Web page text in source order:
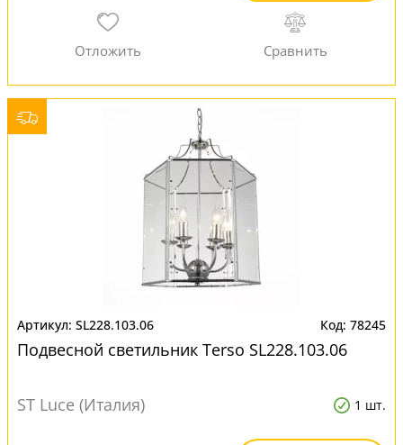
SL228.103.06 78245
Подвесной светильник Terso SL228.103.06
ST Luce (Италия) 1 шт.